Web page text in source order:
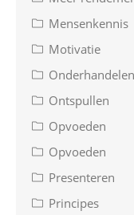
Mensenkennis
Motivatie
Onderhandelen
Ontspullen
Opvoeden
Opvoeden
Presenteren
Principes